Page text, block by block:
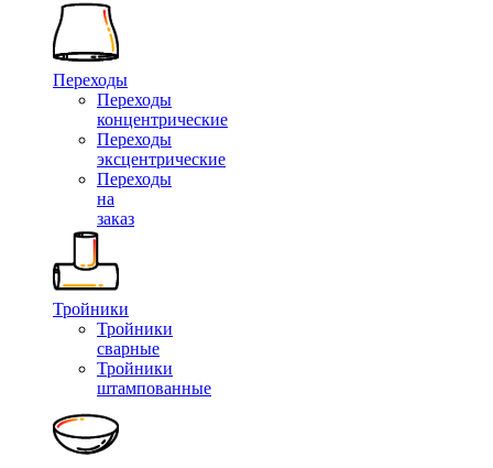
Переходы
Переходы
концентрические
Переходы
эксцентрические
Переходы
на
заказ
Тройники
Тройники
сварные
Тройники
штампованные